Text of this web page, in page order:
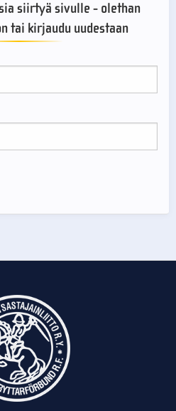
siirtyä sivulle - olethan
tai kirjaudu uudestaan